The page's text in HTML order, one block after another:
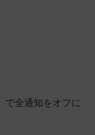
で全通知をオフに